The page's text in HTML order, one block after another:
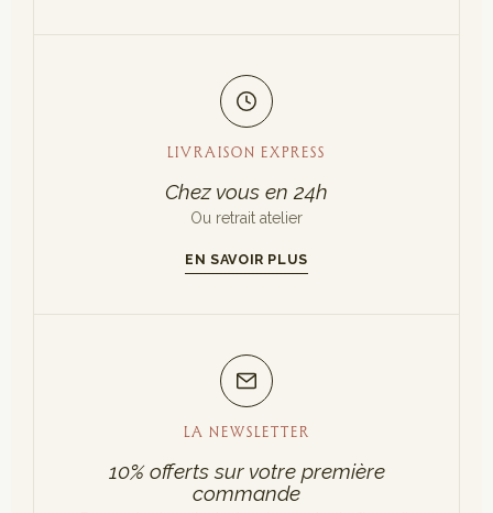
LIVRAISON EXPRESS
Chez vous en 24h
Ou retrait atelier
EN SAVOIR PLUS
LA NEWSLETTER
10% offerts sur votre première
commande